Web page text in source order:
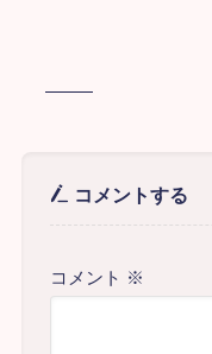
コメントする
コメント ※